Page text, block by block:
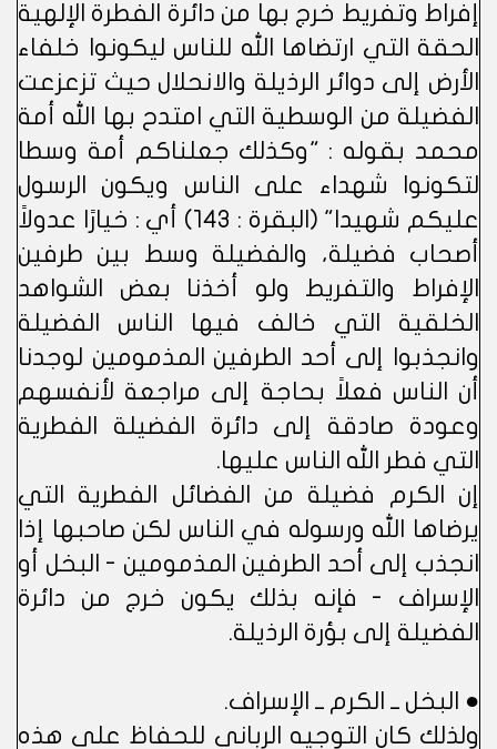
إفراط وتفريط خرج بها من دائرة الفطرة الإلهية
الحقة التي ارتضاها الله للناس ليكونوا خلفاء
الأرض إلى دوائر الرذيلة والانحلال حيث تزعزعت
الفضيلة من الوسطية التي امتدح بها الله أمة
محمد بقوله : "وكذلك جعلناكم أمة وسطا
لتكونوا شهداء على الناس ويكون الرسول
عليكم شهيدا" (البقرة : 143) أي : خيارًا عدولاً
أصحاب فضيلة، والفضيلة وسط بين طرفين
الإفراط والتفريط ولو أخذنا بعض الشواهد
الخلقية التي خالف فيها الناس الفضيلة
وانجذبوا إلى أحد الطرفين المذمومين لوجدنا
أن الناس فعلاً بحاجة إلى مراجعة لأنفسهم
وعودة صادقة إلى دائرة الفضيلة الفطرية
التي فطر الله الناس عليها.
إن الكرم فضيلة من الفضائل الفطرية التي
يرضاها الله ورسوله في الناس لكن صاحبها إذا
انجذب إلى أحد الطرفين المذمومين - البخل أو
الإسراف - فإنه بذلك يكون خرج من دائرة
الفضيلة إلى بؤرة الرذيلة.
● البخل ــ الكرم ــ الإسراف.
ولذلك كان التوجيه الرباني للحفاظ على هذه